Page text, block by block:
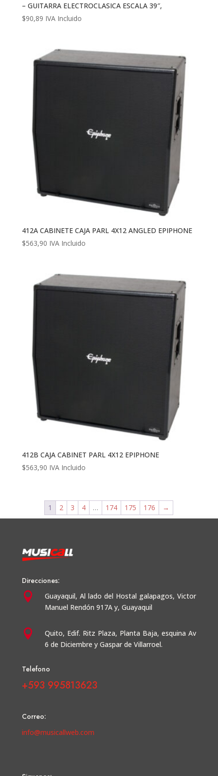
– GUITARRA ELECTROCLASICA ESCALA 39″,
$90,89 IVA Incluido
412A CABINETE CAJA PARL 4X12 ANGLED EPIPHONE
$563,90 IVA Incluido
412B CAJA CABINET PARL 4X12 EPIPHONE
$563,90 IVA Incluido
1 2 3 4 … 174 175 176 →
Direcciones:
 Guayaquil, Al lado del Hostal galapagos, Victor
Manuel Rendón 917A y, Guayaquil

Quito, Edif. Ritz Plaza, Planta Baja, esquina Av
6 de Diciembre y Gaspar de Villarroel.
Telefono
+593 995813623
Correo:
info@musicallweb.com